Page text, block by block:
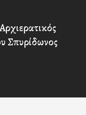
Σπυρίδωνος